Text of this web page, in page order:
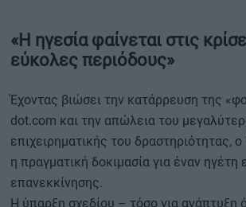
«Η ηγεσία φαίνεται στις
εύκολες περιόδους»
Έχοντας βιώσει την κατάρρευση της
dot.com και την απώλεια του
επιχειρηματικής του δραστηριότητας, ο
η πραγματική δοκιμασία για έναν ηγέτη
επανεκκίνησης.
Η ύπαρξη σχεδίου – τόσο για ανάπτυξη